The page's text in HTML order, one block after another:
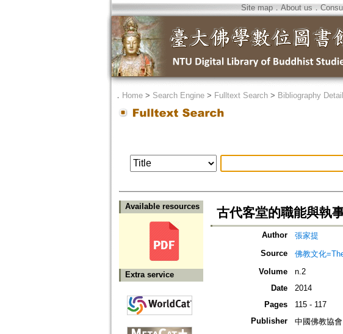
Site map．About us ．
． Home> Search Engine> Fulltext Search> Bibliography Detail
Available resources
Extra service
古代客堂的職能與執
Author
張家提
Source
佛教文化
Volume
n.2
Date
2014
Pages
115 - 117
Publisher
中國佛教協會